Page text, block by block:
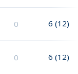
0 6 (12)
0 6 (12)